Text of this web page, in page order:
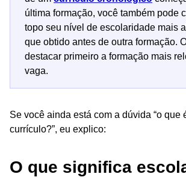
última formação, você também pode
topo seu nível de escolaridade mais
que obtido antes de outra formação.
destacar primeiro a formação mais
vaga.
Se você ainda está com a dúvida “o que
currículo?”, eu explico:
O que significa